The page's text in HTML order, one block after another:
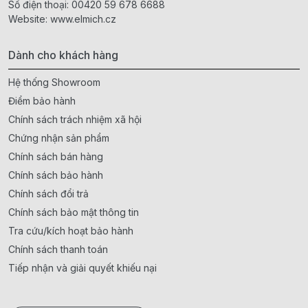
Số điện thoại: 00420 59 678 6688
Website: www.elmich.cz
Dành cho khách hàng
Hệ thống Showroom
Điểm bảo hành
Chính sách trách nhiệm xã hội
Chứng nhận sản phẩm
Chính sách bán hàng
Chính sách bảo hành
Chính sách đổi trả
Chính sách bảo mật thông tin
Tra cứu/kích hoạt bảo hành
Chính sách thanh toán
Tiếp nhận và giải quyết khiếu nại